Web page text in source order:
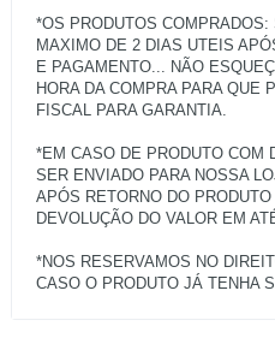
*OS PRODUTOS
MAXIMO DE 2 DIAS UTEIS
E PAGAMENTO... NÃO
HORA DA COMPRA PARA QUE
FISCAL PARA GARANTIA.
*EM CASO DE PRODUTO COM
SER ENVIADO PARA NOSSA
APÓS RETORNO DO
DEVOLUÇÃO DO VALOR EM
*NOS RESERVAMOS NO